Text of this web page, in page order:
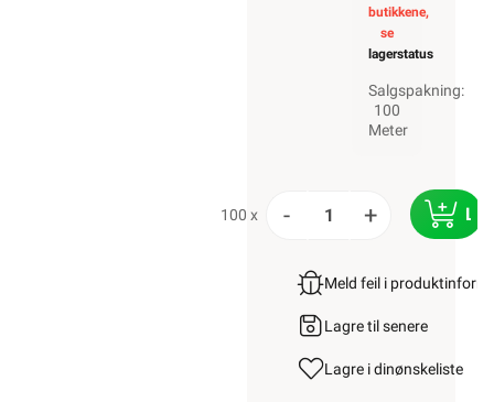
butikkene,
se
lagerstatus
Salgspakning:
100
Meter
100 x - +
Meld feil i
Lagre til senere
Lagre i dinønskeliste